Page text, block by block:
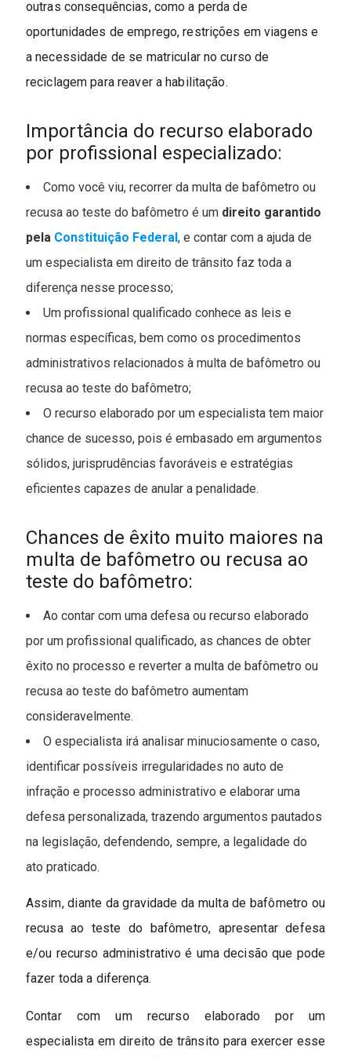
outras consequências, como a perda de
oportunidades de emprego, restrições em viagens e
a necessidade de se matricular no curso de
reciclagem para reaver a habilitação.
Importância do recurso elaborado
por profissional especializado:
Como você viu, recorrer da multa de bafômetro ou
recusa ao teste do bafômetro é um direito garantido
pela Constituição Federal , e contar com a ajuda de
um especialista em direito de trânsito faz toda a
diferença nesse processo;
Um profissional qualificado conhece as leis e
normas específicas, bem como os procedimentos
administrativos relacionados à multa de bafômetro ou
recusa ao teste do bafômetro;
O recurso elaborado por um especialista tem maior
chance de sucesso, pois é embasado em argumentos
sólidos, jurisprudências favoráveis e estratégias
eficientes capazes de anular a penalidade.
Chances de êxito muito maiores na
multa de bafômetro ou recusa ao
teste do bafômetro:
Ao contar com uma defesa ou recurso elaborado
por um profissional qualificado, as chances de obter
êxito no processo e reverter a multa de bafômetro ou
recusa ao teste do bafômetro aumentam
consideravelmente.
O especialista irá analisar minuciosamente o caso,
identificar possíveis irregularidades no auto de
infração e processo administrativo e elaborar uma
defesa personalizada, trazendo argumentos pautados
na legislação, defendendo, sempre, a legalidade do
ato praticado.
Assim, diante da gravidade da multa de bafômetro ou
recusa ao teste do bafômetro, apresentar defesa
e/ou recurso administrativo é uma decisão que pode
fazer toda a diferença.
Contar com um recurso elaborado por um
especialista em direito de trânsito para exercer esse